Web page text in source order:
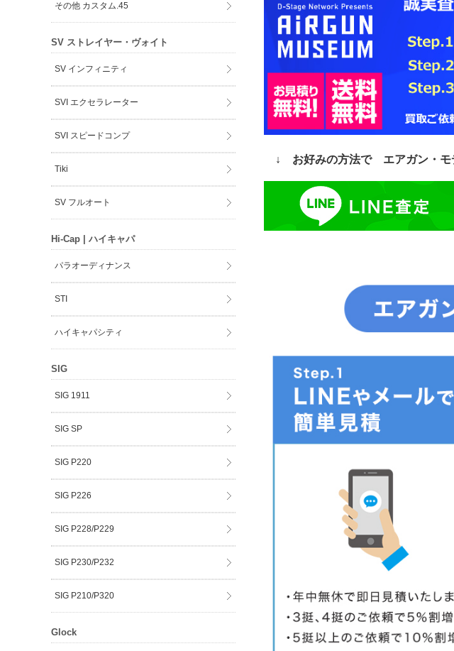
↓ お好みの方法で エアガン・モデ
その他 カスタム.45
SV ストレイヤー・ヴォイト
SV インフィニティ
SVI エクセラレーター
SVI スピードコンプ
Tiki
SV フルオート
Hi-Cap | ハイキャパ
パラオーディナンス
STI
ハイキャパシティ
SIG
SIG 1911
SIG SP
SIG P220
SIG P226
SIG P228/P229
SIG P230/P232
SIG P210/P320
Glock